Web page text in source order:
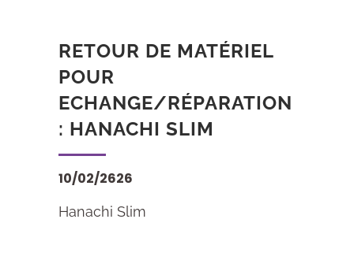
RETOUR DE MATÉRIEL
POUR
ECHANGE/RÉPARATION
: HANACHI SLIM
10/02/2626
Hanachi Slim